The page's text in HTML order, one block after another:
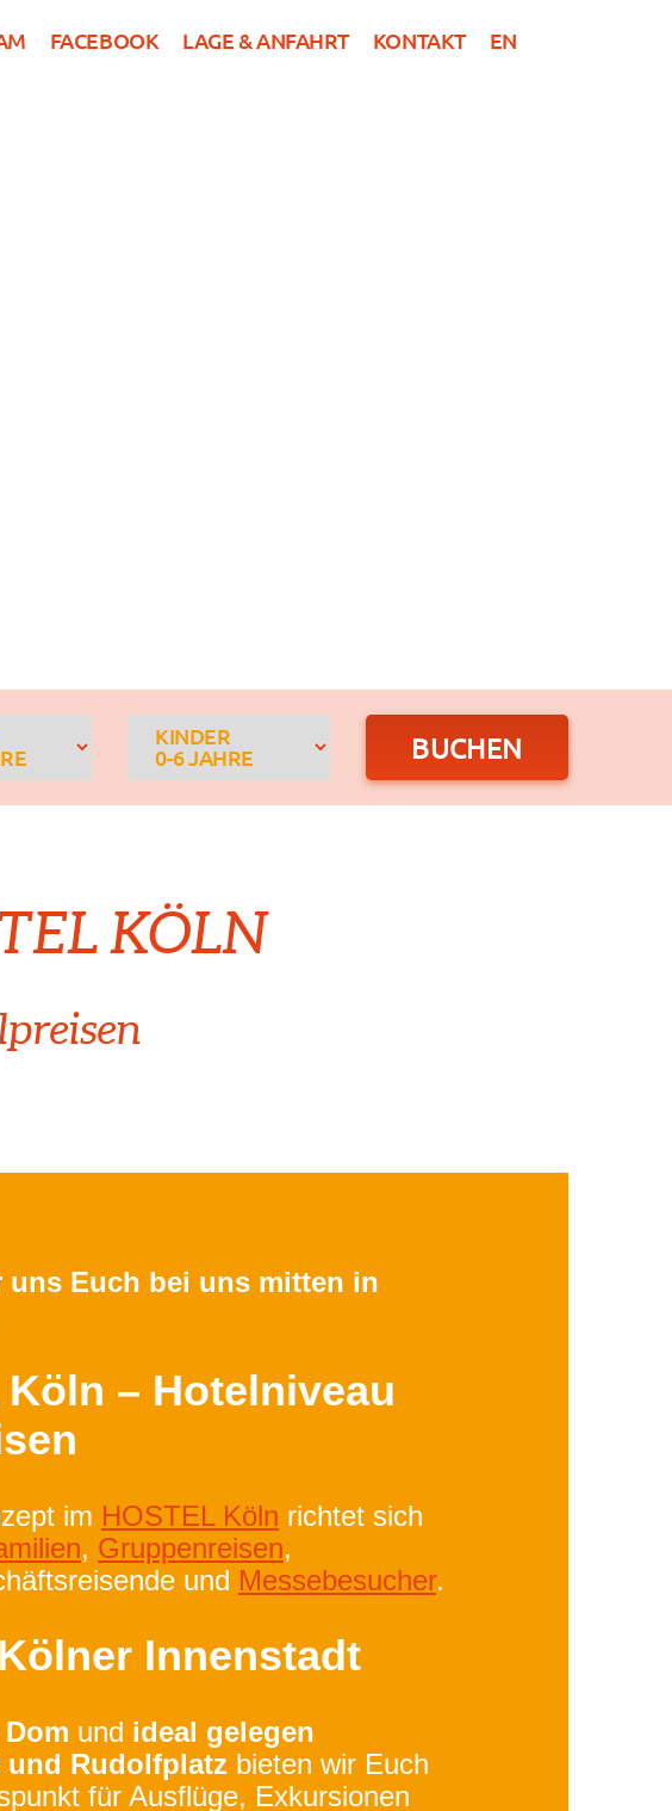
FACEBOOK LAGE & ANFAHRT KONTAKT EN
KINDER
0-6 JAHRE
KÖLN
uns Euch bei uns mitten in
Köln – Hotelniveau
im HOSTEL Köln richtet sich
, Gruppenreisen,
und Messebesucher.
Innenstadt
und ideal gelegen
und Rudolfplatz bieten wir Euch
für Ausflüge, Exkursionen